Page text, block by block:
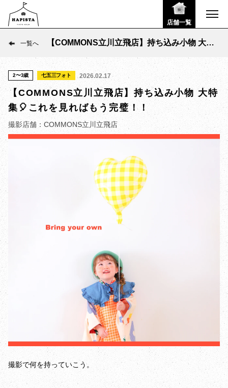
店舗一覧
一覧へ
【COMMONS立川立飛店】持ち込み小物 大特
2〜3歳 七五三フォト 2026.02.17
【COMMONS立川立飛店】持ち込み小物 大特
集🎈これを見ればもう完璧！！
撮影店舗：COMMONS立川立飛店
撮影で何を持っていこう。